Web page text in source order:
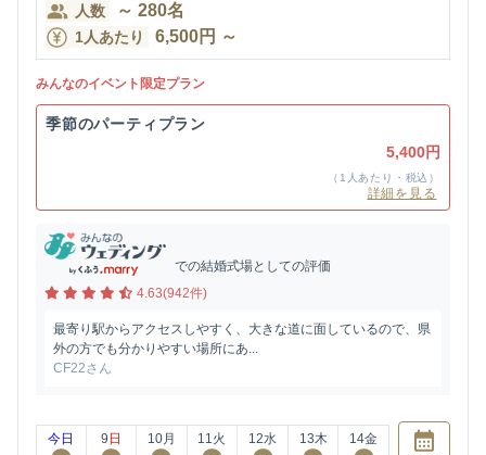
人数 ～ 280名
1人あたり 6,500円 ～
みんなのイベント限定プラン
季節のパーティプラン
5,400円
（1人あたり・税込）
詳細を見る
での結婚式場としての評価
4.63(942件)
最寄り駅からアクセスしやすく、大きな道に面しているので、県
外の方でも分かりやすい場所にあ...
CF22さん
今日 9 日 10月 11 火 12水 13木 14金